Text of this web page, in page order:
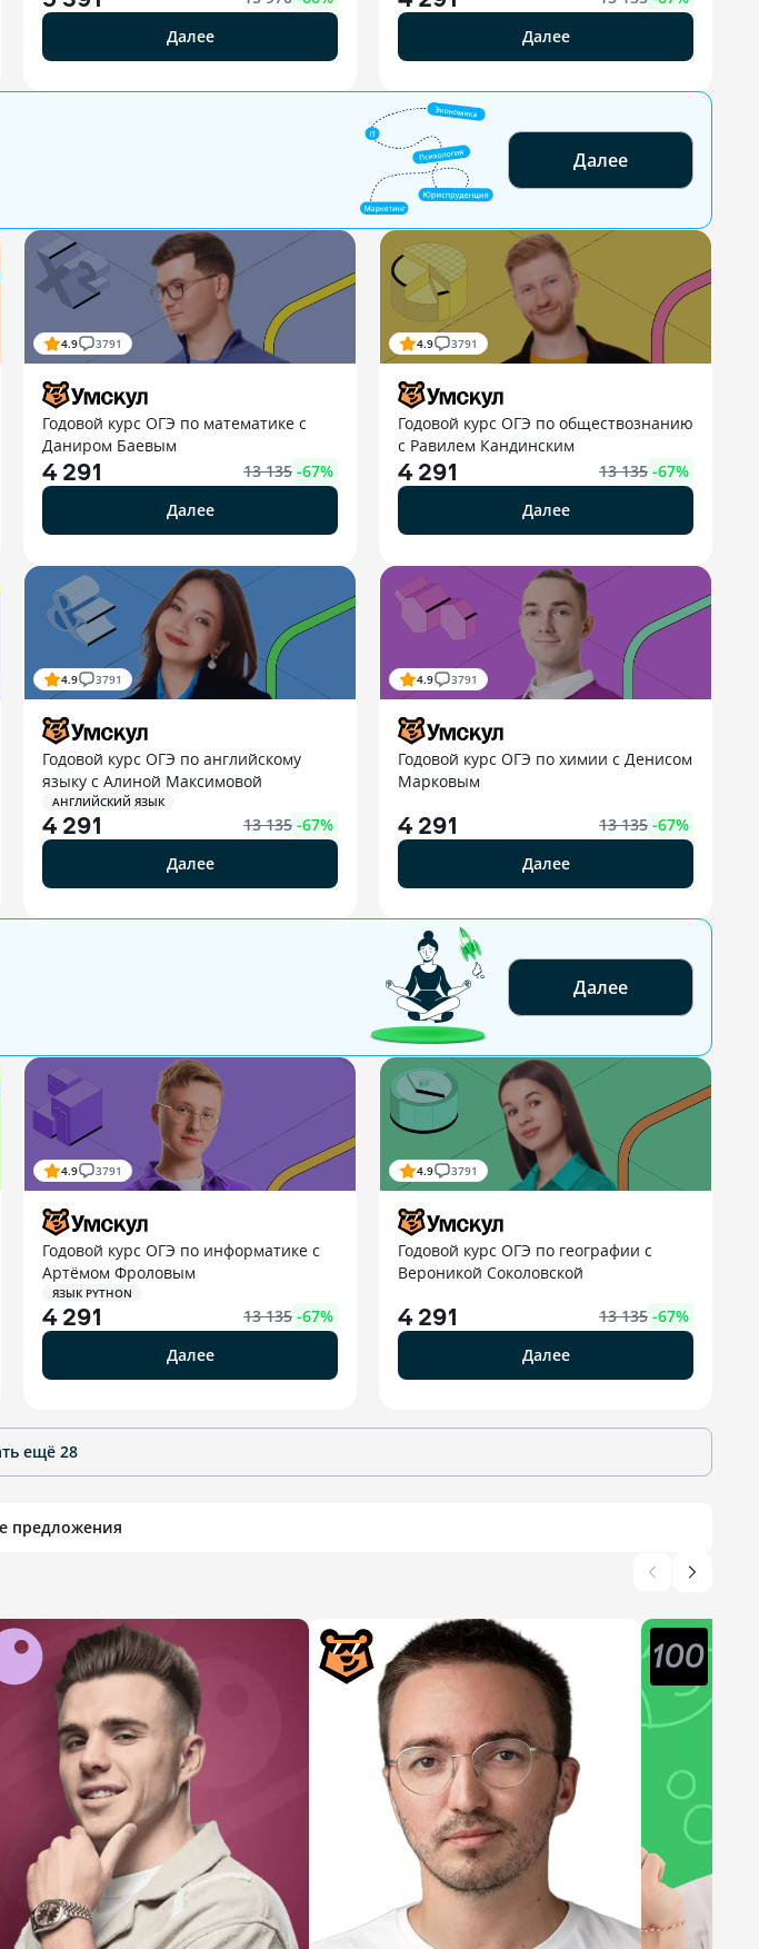
Далее
Далее
Далее
4.9 3791
Годовой курс ОГЭ по математике с
Даниром Баевым
4 291 13 135 -67%
Далее
4.9 3791
Годовой курс ОГЭ по обществознанию
с Равилем Кандинским
4 291 13 135 -67%
Далее
4.9 3791
Годовой курс ОГЭ по английскому
языку с Алиной Максимовой
АНГЛИЙСКИЙ ЯЗЫК
4 291 13 135 -67%
Далее
4.9 3791
Годовой курс ОГЭ по химии с Денисом
Марковым
4 291 13 135 -67%
Далее
Далее
4.9 3791
Годовой курс ОГЭ по информатике с
Артёмом Фроловым
ЯЗЫК PYTHON
4 291 13 135 -67%
Далее
4.9 3791
Годовой курс ОГЭ по географии с
Вероникой Соколовской
4 291 13 135 -67%
Далее
ещё 28
предложения